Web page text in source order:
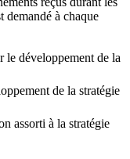
demandé à chaque
le développement de la
de la stratégie
assorti à la stratégie